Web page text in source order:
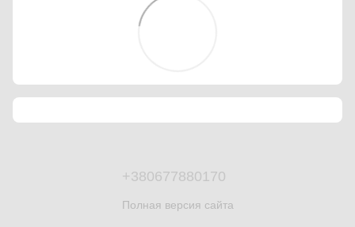
+380677880170
Полная версия сайта